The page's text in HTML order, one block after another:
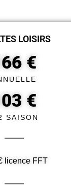
LOISIRS
€
€
SAISON
licence FFT